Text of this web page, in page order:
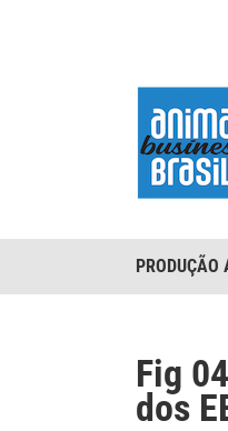
Fig
dos